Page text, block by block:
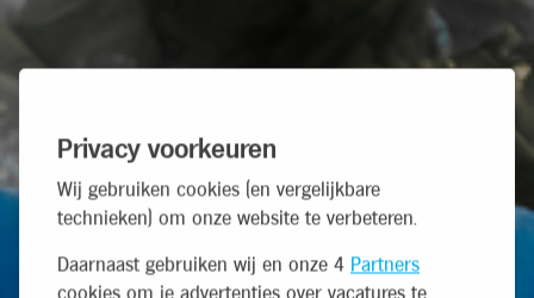
Privacy voorkeuren
Wij gebruiken cookies (en vergelijkbare
technieken) om onze website te verbeteren.
Daarnaast gebruiken wij en onze 4 Partners
cookies om je advertenties over vacatures te